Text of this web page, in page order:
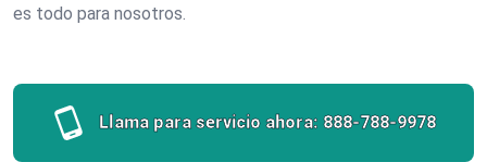
es todo para nosotros.
Llama para servicio ahora: 888-788-9978